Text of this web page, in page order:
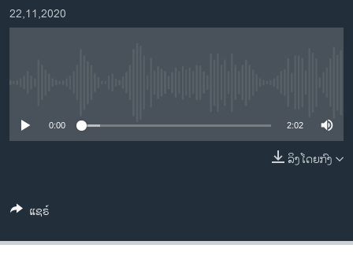
ຫາ
ຊອກຂ່າວ​ຈີນ
ຊີວິດຊາວລາວ
ທຸລະກິດ
ພາສາອັງກິດ
22,11,2020
0:00 2:02
ລິງໂດຍກົງ
ແຊຣ໌